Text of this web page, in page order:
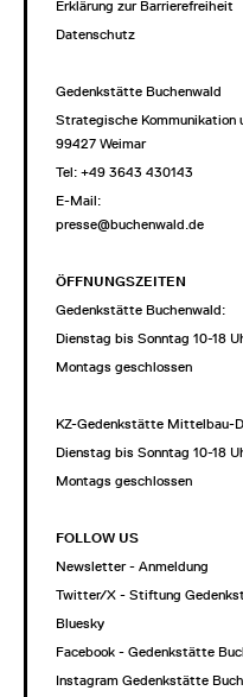
Erklärung zur Barrierefreiheit
Datenschutz
Gedenkstätte Buchenwald
Strategische
99427 Weimar
Tel: +49 3643 430143
E-Mail:
presse@buchenwald.de
ÖFFNUNGSZEITEN
Gedenkstätte Buchenwald:
Dienstag bis Sonntag 10-18
Montags geschlossen
KZ-Gedenkstätte Mittelbau-
Dienstag bis Sonntag 10-18
Montags geschlossen
FOLLOW US
Newsletter - Anmeldung
Twitter/X - Stiftung
Bluesky
Facebook - Gedenkstätte
Instagram Gedenkstätte